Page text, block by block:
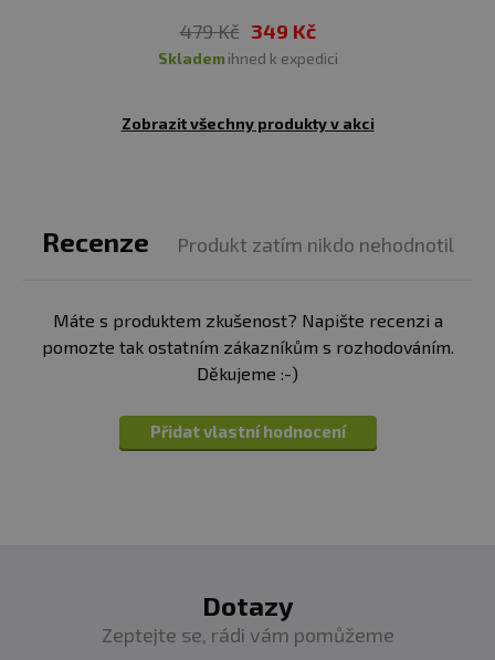
479 Kč 349 Kč
skladem ihned k expedici
Zobrazit všechny produkty v akci
Recenze Produkt zatím nikdo nehodnotil
Máte s produktem zkušenost? Napište recenzi a
pomozte tak ostatním zákazníkům s rozhodováním.
Děkujeme :-)
Přidat vlastní hodnocení
Dotazy
Zeptejte se, rádi vám pomůžeme